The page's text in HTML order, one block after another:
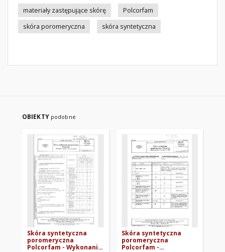
materiały zastępujące skórę
Polcorfam
skóra poromeryczna
skóra syntetyczna
OBIEKTY podobne
Skóra syntetyczna
poromeryczna
Polcorfam - Wykonanie,
Skóra syntetyczna
poromeryczna
Polcorfam -